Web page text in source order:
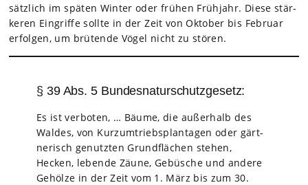
sätz­lich im spä­ten Win­ter oder frü­hen Früh­jahr. Diese stär­
ke­ren Ein­griffe sollte in der Zeit von Okto­ber bis Februar
erfol­gen, um brü­tende Vögel nicht zu stö­ren.
§ 39 Abs. 5 Bundesnaturschutzgesetz:
Es ist ver­bo­ten, … Bäume, die außer­halb des
Wal­des, von Kur­zum­triebs­plan­ta­gen oder gärt­
ne­risch genutz­ten Grund­flä­chen ste­hen,
Hecken, lebende Zäune, Gebü­sche und andere
Gehölze in der Zeit vom 1. März bis zum 30.